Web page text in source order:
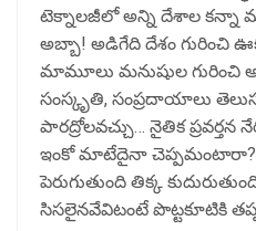
టెక్నాలజీలో అన్ని దేశాల కన్నా
అబ్బా! అడిగేది దేశం గురించి
మామూలు మనుషుల గురించి
సంస్కృతి, సంప్రదాయాలు
పారద్రోలవచ్చు… నైతిక ప్రవర్తన
ఇంకో మాటేదైనా చెప్పమంటారా?
పెరుగుతుంది తిక్క
సిసలైనవేవిటంటే పొట్టకూటికి